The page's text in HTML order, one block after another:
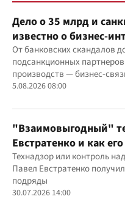
Дело о 35 млрд и
известно о бизнес-
"Родовид Банка"
От банковских скандалов
подсанкционных
производств — бизнес-
Дядечко до сих пор
юрисдикций
5.08.2026 08:00
"Взаимовыгодный"
Евстратенко и как
бюджетным
Технадзор или контроль
Павел Евстратенко
подряды
30.07.2026 14:00